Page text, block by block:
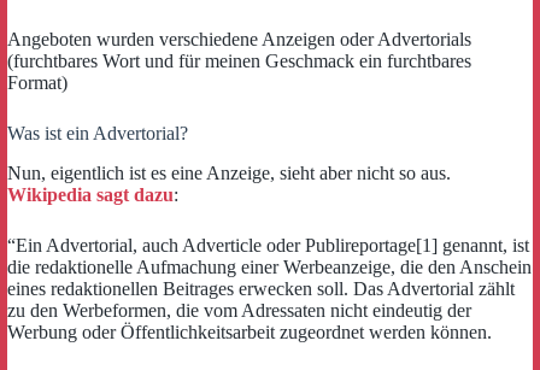
Angeboten wurden verschiedene Anzeigen oder Advertorials
(furchtbares Wort und für meinen Geschmack ein furchtbares
Format)
Was ist ein Advertorial?
Nun, eigentlich ist es eine Anzeige, sieht aber nicht so aus.
Wikipedia sagt dazu:
“Ein Advertorial, auch Adverticle oder Publireportage[1] genannt, ist
die redaktionelle Aufmachung einer Werbeanzeige, die den Anschein
eines redaktionellen Beitrages erwecken soll. Das Advertorial zählt
zu den Werbeformen, die vom Adressaten nicht eindeutig der
Werbung oder Öffentlichkeitsarbeit zugeordnet werden können.